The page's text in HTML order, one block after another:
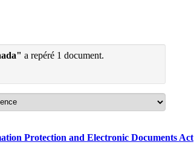
a repéré 1 document.
Protection and Electronic Documents Act